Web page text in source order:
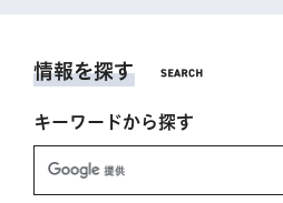
情報を探す
キーワードから探す